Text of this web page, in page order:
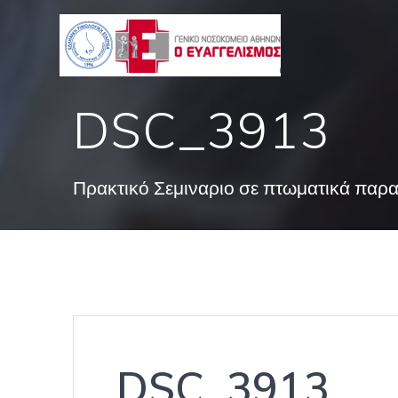
DSC_3913
Πρακτικό Σεμιναριο σε πτωματικά
DSC_3913